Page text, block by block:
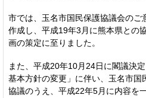
市では、玉名市国民保護協議会のご
作成し、平成19年3月に熊本県との
画の策定に至りました。
また、平成20年10月24日に閣議決
基本方針の変更」に伴い、玉名市国
協議のうえ、平成22年5月に内容を